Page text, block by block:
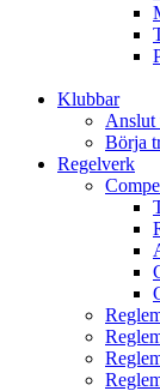
Klubbar
Börja
Regelverk